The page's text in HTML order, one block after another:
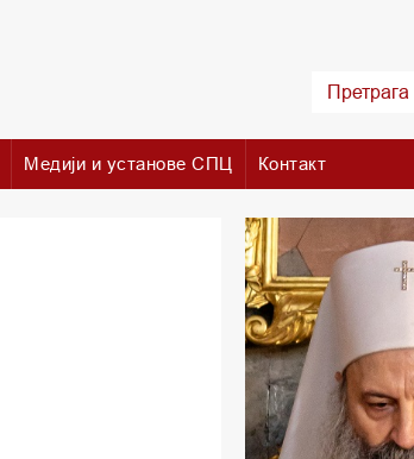
Медији и установе СПЦ Контакт